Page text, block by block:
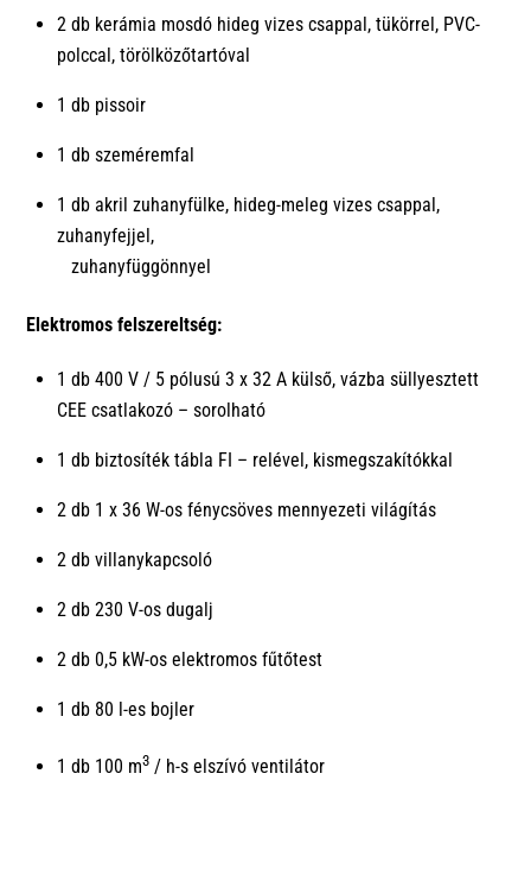
2 db kerámia mosdó hideg vizes csappal, tükörrel, PVC-
polccal, törölközőtartóval
1 db pissoir
1 db szeméremfal
1 db akril zuhanyfülke, hideg-meleg vizes csappal,
zuhanyfejjel,
zuhanyfüggönnyel
Elektromos felszereltség:
1 db 400 V / 5 pólusú 3 x 32 A külső, vázba süllyesztett
CEE csatlakozó – sorolható
1 db biztosíték tábla FI – relével, kismegszakítókkal
2 db 1 x 36 W-os fénycsöves mennyezeti világítás
2 db villanykapcsoló
2 db 230 V-os dugalj
2 db 0,5 kW-os elektromos fűtőtest
1 db 80 l-es bojler
1 db 100 m3 / h-s elszívó ventilátor